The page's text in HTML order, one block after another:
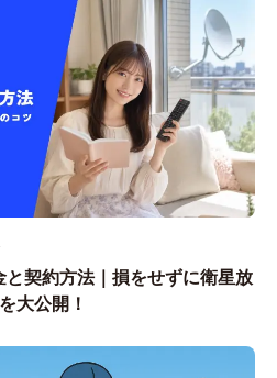
と契約方法｜損をせずに衛星放
大公開！